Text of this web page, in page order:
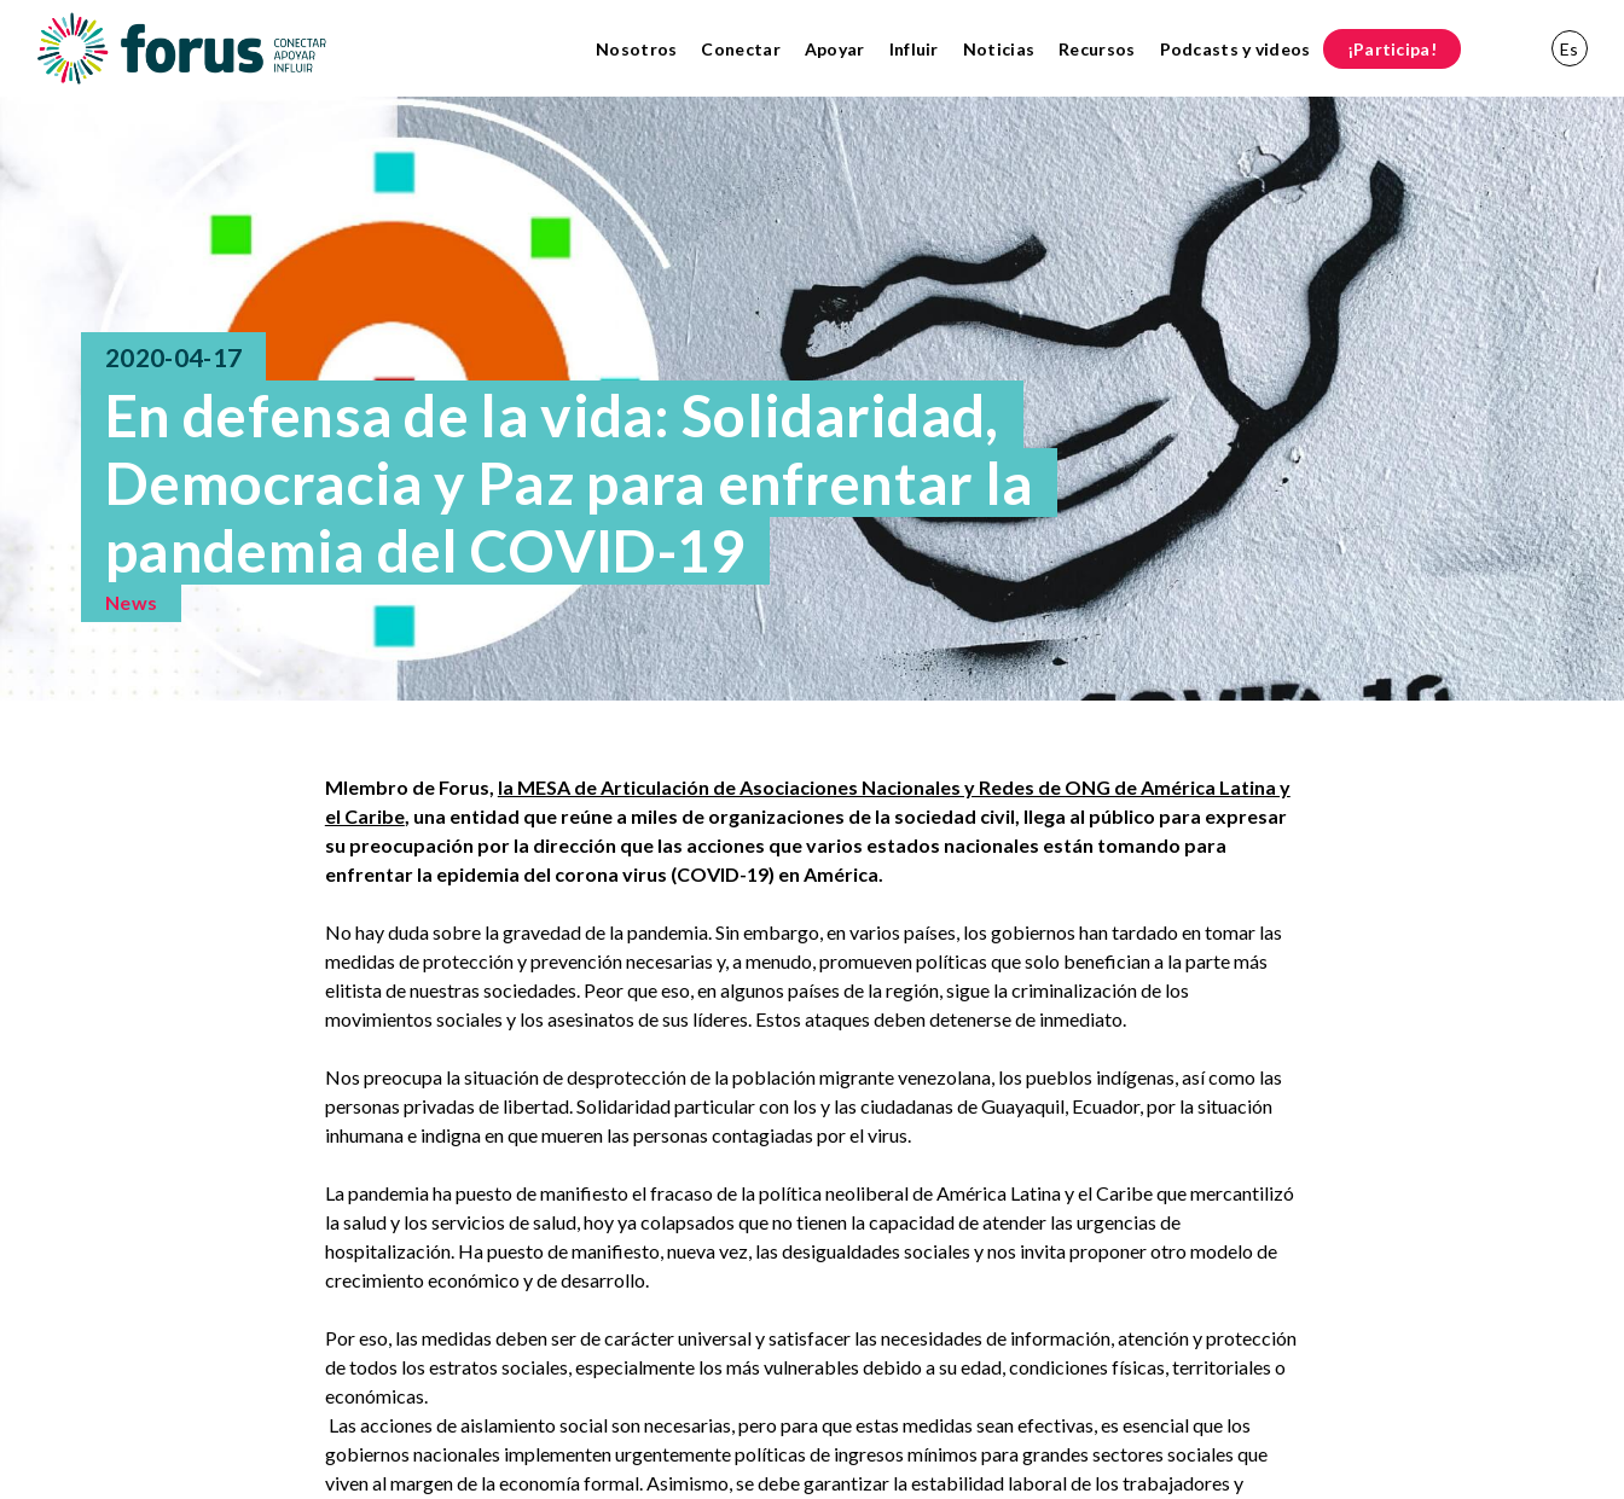
Nosotros Conectar Apoyar Influir Noticias Recursos Podcasts y videos ¡Participa! Es
2020-04-17
En defensa de la vida: Solidaridad,
Democracia y Paz para enfrentar la
pandemia del COVID-19
News
MIembro de Forus, la MESA de Articulación de Asociaciones Nacionales y Redes de ONG de América Latina y
el Caribe, una entidad que reúne a miles de organizaciones de la sociedad civil, llega al público para expresar
su preocupación por la dirección que las acciones que varios estados nacionales están tomando para
enfrentar la epidemia del corona virus (COVID-19) en América.
No hay duda sobre la gravedad de la pandemia. Sin embargo, en varios países, los gobiernos han tardado en tomar las
medidas de protección y prevención necesarias y, a menudo, promueven políticas que solo benefician a la parte más
elitista de nuestras sociedades. Peor que eso, en algunos países de la región, sigue la criminalización de los
movimientos sociales y los asesinatos de sus líderes. Estos ataques deben detenerse de inmediato.
Nos preocupa la situación de desprotección de la población migrante venezolana, los pueblos indígenas, así como las
personas privadas de libertad. Solidaridad particular con los y las ciudadanas de Guayaquil, Ecuador, por la situación
inhumana e indigna en que mueren las personas contagiadas por el virus.
La pandemia ha puesto de manifiesto el fracaso de la política neoliberal de América Latina y el Caribe que mercantilizó
la salud y los servicios de salud, hoy ya colapsados que no tienen la capacidad de atender las urgencias de
hospitalización. Ha puesto de manifiesto, nueva vez, las desigualdades sociales y nos invita proponer otro modelo de
crecimiento económico y de desarrollo.
Por eso, las medidas deben ser de carácter universal y satisfacer las necesidades de información, atención y protección
de todos los estratos sociales, especialmente los más vulnerables debido a su edad, condiciones físicas, territoriales o
económicas.
Las acciones de aislamiento social son necesarias, pero para que estas medidas sean efectivas, es esencial que los
gobiernos nacionales implementen urgentemente políticas de ingresos mínimos para grandes sectores sociales que
viven al margen de la economía formal. Asimismo, se debe garantizar la estabilidad laboral de los trabajadores y